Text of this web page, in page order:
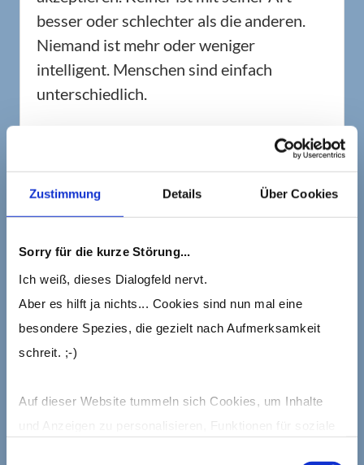
Zustimmung Details Über Cookies
Sorry für die kurze Störung...
Ich weiß, dieses Dialogfeld nervt.
Aber es hilft ja nichts... Cookies sind nun mal eine
besondere Spezies, die gezielt nach Aufmerksamkeit
schreit. ;-)
Auf dieser Website tummeln sich Cookies, um Inhalte
besser oder schlechter als die anderen.
Niemand ist mehr oder weniger
intelligent. Menschen sind einfach
unterschiedlich.
Und genau dieses Wissen können Sie sich
jetzt zunutze machen! Führen Sie
produktive und stressfreie Gespräche,
indem SieIhre Kommunikation an Ihren
jeweiligen Gesprächspartner anpassen.
andere sehr viel Wert auf gute Manieren